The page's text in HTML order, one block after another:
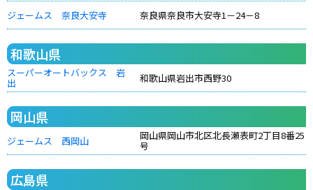
ジェームス 奈良大安寺 奈良県奈良市大安寺1－24－8
和歌山県
スーパーオートバックス 岩
出 和歌山県岩出市西野30
岡山県
ジェームス 西岡山 岡山県岡山市北区北長瀬表町2丁目8番25
号
広島県